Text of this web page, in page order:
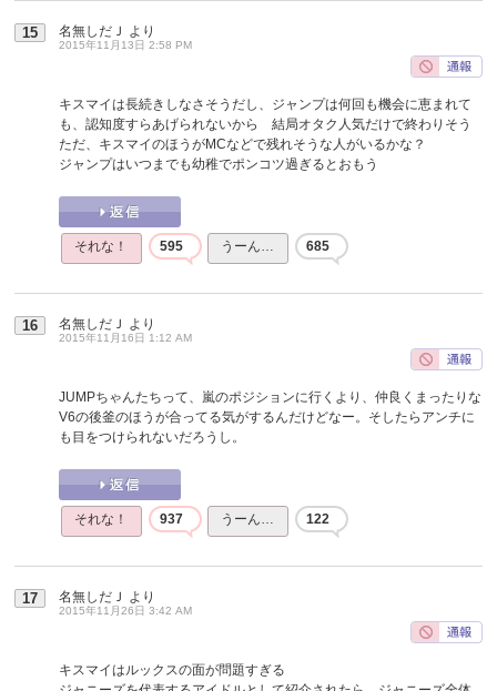
15 名無しだＪ より
2015年11月13日 2:58 PM
キスマイは長続きしなさそうだし、ジャンプは何回も機会に恵まれて
も、認知度すらあげられないから 結局オタク人気だけで終わりそう
ただ、キスマイのほうがMCなどで残れそうな人がいるかな？
ジャンプはいつまでも幼稚でポンコツ過ぎるとおもう
それな！ 595 うーん… 685
16 名無しだＪ より
2015年11月16日 1:12 AM
JUMPちゃんたちって、嵐のポジションに行くより、仲良くまったりな
V6の後釜のほうが合ってる気がするんだけどなー。そしたらアンチに
も目をつけられないだろうし。
それな！ 937 うーん… 122
17 名無しだＪ より
2015年11月26日 3:42 AM
キスマイはルックスの面が問題すぎる